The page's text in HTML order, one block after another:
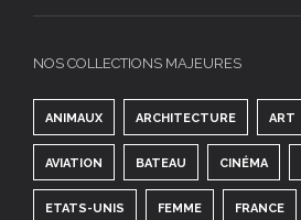
NOS COLLECTIONS MAJEURES
ANIMAUX ARCHITECTURE ART
AVIATION BATEAU CINÉMA
ETATS-UNIS FEMME FRANCE